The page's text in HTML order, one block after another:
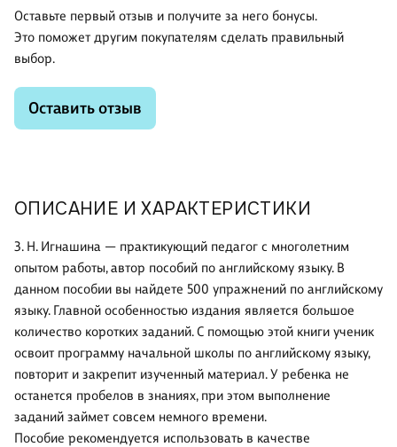
ОПИСАНИЕ И ХАРАКТЕРИСТИКИ
З. Н. Игнашина — практикующий педагог с многолетним
опытом работы, автор пособий по английскому языку. В
данном пособии вы найдете 500 упражнений по английскому
языку. Главной особенностью издания является большое
количество коротких заданий. С помощью этой книги ученик
освоит программу начальной школы по английскому языку,
повторит и закрепит изученный материал. У ребенка не
останется пробелов в знаниях, при этом выполнение
заданий займет совсем немного времени.
Пособие рекомендуется использовать в качестве
Оставьте первый отзыв и получите за него бонусы.
Это поможет другим покупателям сделать правильный
выбор.
Оставить отзыв